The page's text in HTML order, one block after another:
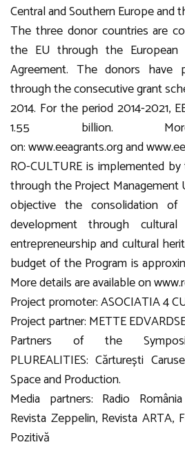
Central and Southern Europe and
The three donor countries are
the EU through the European
Agreement. The donors have
through the consecutive grant
2014. For the period 2014-2021,
1.55 billion.
on:www.eeagrants.organd
RO-CULTURE is implemented
through the Project Management
objective the consolidation of
development through cultural
entrepreneurship and cultural
budget of the Program is
More details are available on
Project promoter: ASOCIATIA 4
Project partner: METTE
Partners of the
PLUREALITIES: Cărturești
Space and Production.
Media partners: Radio
Revista Zeppelin, Revista ARTA,
Pozitivă